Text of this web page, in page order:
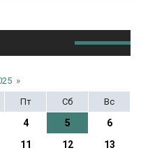
»
Пт Сб Вс
4 5
6
11 12
13